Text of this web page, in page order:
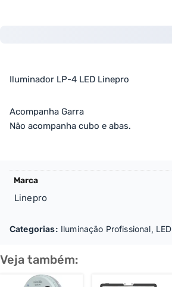
Iluminador LP-4 LED Linepro
Acompanha Garra
Não acompanha cubo e abas.
Marca
Linepro
Categorias: Iluminação Profissional, LED
Veja também: